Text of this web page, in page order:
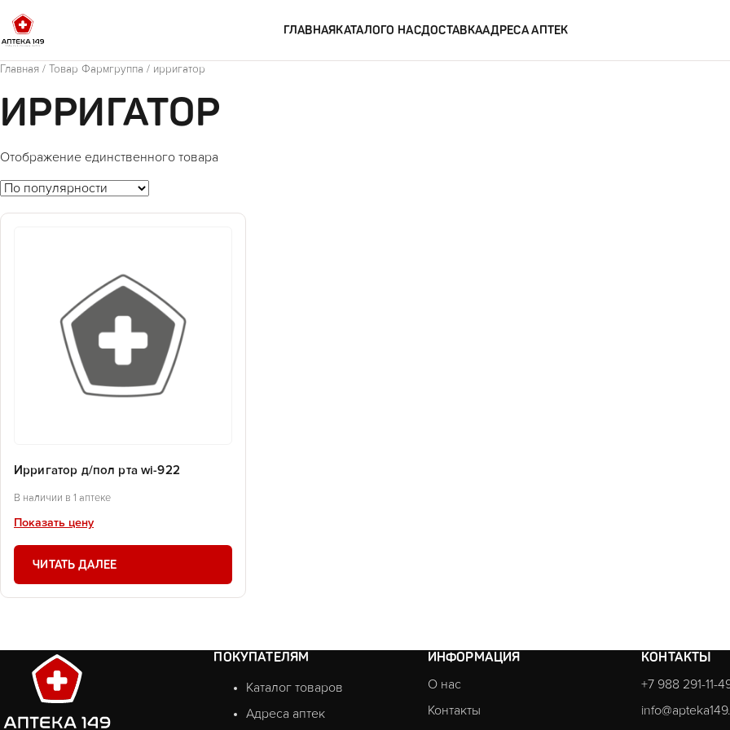
ГЛАВНАЯКАТАЛОГО НАСДОСТАВКААДРЕСА АПТЕК
Главная / Товар Фармгруппа / ирригатор
ИРРИГАТОР
Отображение единственного товара
Ирригатор д/пол рта wi-922
В наличии в 1 аптеке
Показать цену
ЧИТАТЬ ДАЛЕЕ
ПОКУПАТЕЛЯМ
Каталог товаров
Адреса аптек
ИНФОРМАЦИЯ
О нас
Контакты
КОНТАКТЫ
+7 988 291-11-